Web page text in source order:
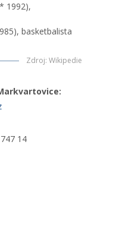
1992),
basketbalista
Zdroj: Wikipedie
747 14